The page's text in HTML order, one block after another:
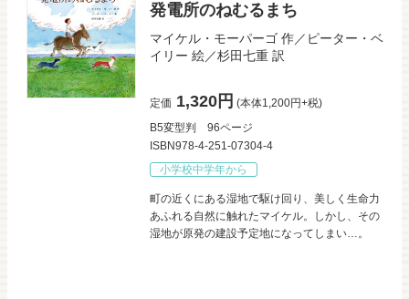
発電所のねむるまち
マイケル・モーパーゴ 作／ ピーター・ベ
イリー 絵／杉田七重 訳
定価 1,320円 (本体1,200円+税)
B5変型判
96ページ
ISBN978-4-251-07304-4
小学校中学年から
町の近くにある湿地で駆け回り、美しく生命力
あふれる自然に触れたマイケル。しかし、その
湿地が原発の建設予定地になってしまい…。